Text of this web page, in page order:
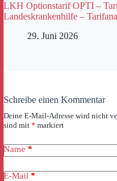
LKH Optionstarif OPTI –
Landeskrankenhilfe –
29. Juni 2026
Schreibe einen Kommentar
Deine E-Mail-Adresse wird nicht
sind mit * markiert
Name *
E-Mail *